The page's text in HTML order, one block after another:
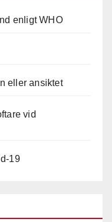
enligt WHO
eller ansiktet
vid
19